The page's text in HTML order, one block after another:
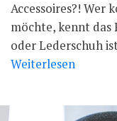
Accessoires?! Wer
möchte, kennt das
oder Lederschuh
Weiterlesen